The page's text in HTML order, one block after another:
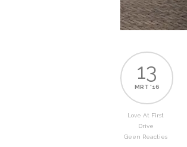
13
MRT '16
Love At First
Drive
Geen Reacties